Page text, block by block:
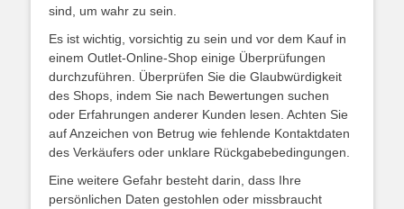
sind, um wahr zu sein.
Es ist wichtig, vorsichtig zu sein und vor dem Kauf in
einem Outlet-Online-Shop einige Überprüfungen
durchzuführen. Überprüfen Sie die Glaubwürdigkeit
des Shops, indem Sie nach Bewertungen suchen
oder Erfahrungen anderer Kunden lesen. Achten Sie
auf Anzeichen von Betrug wie fehlende Kontaktdaten
des Verkäufers oder unklare Rückgabebedingungen.
Eine weitere Gefahr besteht darin, dass Ihre
persönlichen Daten gestohlen oder missbraucht